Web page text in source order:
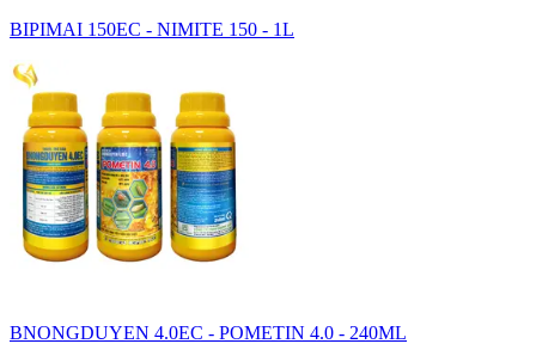
BIPIMAI 150EC - NIMITE 150 - 1L
BNONGDUYEN 4.0EC - POMETIN 4.0 - 240ML